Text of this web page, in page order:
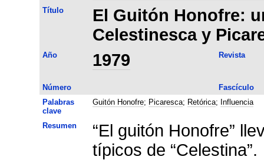
Título
El Guitón Honofre:
Celestinesca y
Año 1979 Revista
Número
Fascículo
Palabras
clave
Guitón Honofre; Picaresca; Retórica; Influencia
Resumen
“El guitón Honofre”
típicos de “Celestina”.